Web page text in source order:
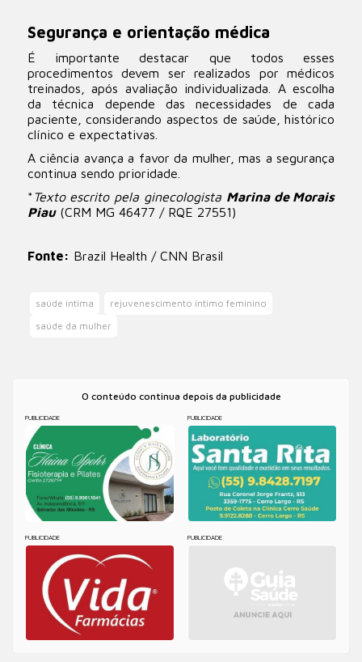
Segurança e orientação médica
É importante destacar que todos esses
procedimentos devem ser realizados por médicos
treinados, após avaliação individualizada. A escolha
da técnica depende das necessidades de cada
paciente, considerando aspectos de saúde, histórico
clínico e expectativas.
A ciência avança a favor da mulher, mas a segurança
continua sendo prioridade.
* Texto escrito pela ginecologista Marina de Morais
Piau(CRM MG 46477 / RQE 27551)
Fonte: Brazil Health / CNN Brasil
saúde íntima
rejuvenescimento íntimo feminino
saúde da mulher
O conteúdo continua depois da publicidade
PUBLICIDADE PUBLICIDADE
PUBLICIDADE PUBLICIDADE